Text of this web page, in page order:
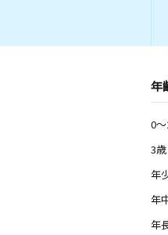
年
0
3歳
年
年
年